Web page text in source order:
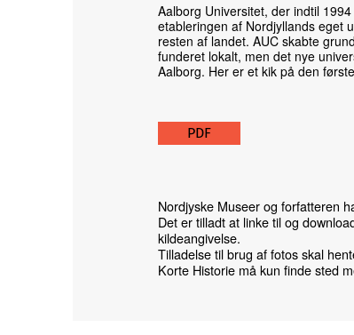
Aalborg Universitet, der indtil
etableringen af Nordjyllands eget
resten af landet. AUC skabte
funderet lokalt, men det nye
Aalborg. Her er et kik på den
PDF
Nordjyske Museer og forfatteren
Det er tilladt at linke til og
kildeangivelse.
Tilladelse til brug af fotos skal
Korte Historie må kun finde sted